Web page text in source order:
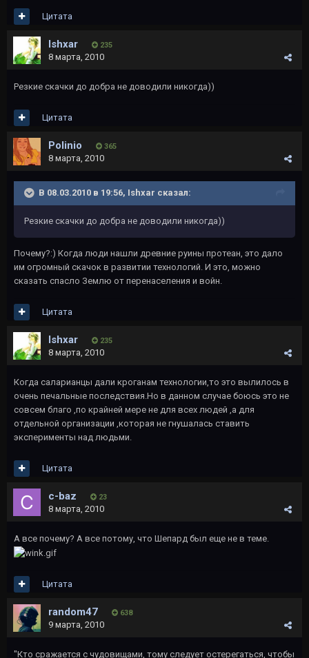
Цитата
Ishxar 235
8 марта, 2010
Резкие скачки до добра не доводили никогда))
Цитата
Polinio 365
8 марта, 2010
В 08.03.2010 в 19:56, Ishxar сказал:
Резкие скачки до добра не доводили никогда))
Почему?:) Когда люди нашли древние руины протеан, это дало
им огромный скачок в развитии технологий. И это, можно
сказать спасло Землю от перенаселения и войн.
Цитата
Ishxar 235
8 марта, 2010
Когда саларианцы дали кроганам технологии,то это вылилось в
очень печальные последствия.Но в данном случае боюсь это не
совсем благо ,по крайней мере не для всех людей ,а для
отдельной организации ,которая не гнушалась ставить
эксперименты над людьми.
Цитата
c-baz 23
8 марта, 2010
А все почему? А все потому, что Шепард был еще не в теме.
Цитата
random47 638
9 марта, 2010
"Кто сражается с чудовищами, тому следует остерегаться, чтобы